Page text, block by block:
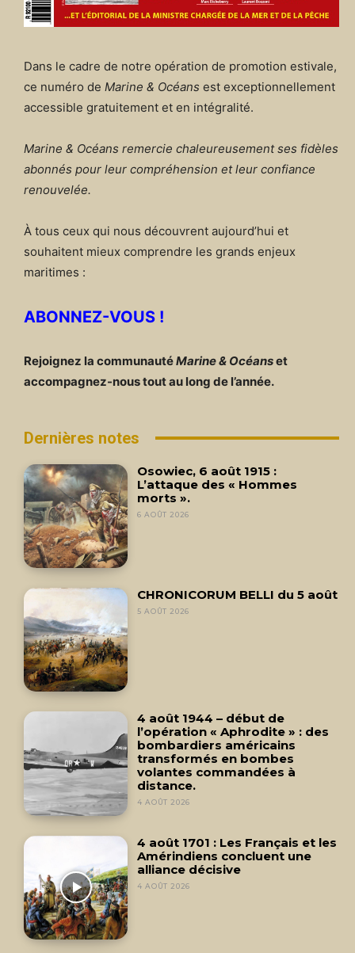
Dans le cadre de notre opération de promotion estivale,
ce numéro de Marine & Océans est exceptionnellement
accessible gratuitement et en intégralité.
Marine & Océans remercie chaleureusement ses fidèles
abonnés pour leur compréhension et leur confiance
renouvelée.
À tous ceux qui nous découvrent aujourd’hui et
souhaitent mieux comprendre les grands enjeux
maritimes :
ABONNEZ-VOUS !
Rejoignez la communautéMarine & Océanset
accompagnez-nous tout au long de l’année.
Dernières notes
Osowiec, 6 août 1915 :
L’attaque des « Hommes
morts ».
6 AOÛT 2026
CHRONICORUM BELLI du 5 août
5 AOÛT 2026
4 août 1944 – début de
l’opération « Aphrodite » : des
bombardiers américains
transformés en bombes
volantes commandées à
distance.
4 AOÛT 2026
4 août 1701 : Les Français et les
Amérindiens concluent une
alliance décisive
4 AOÛT 2026